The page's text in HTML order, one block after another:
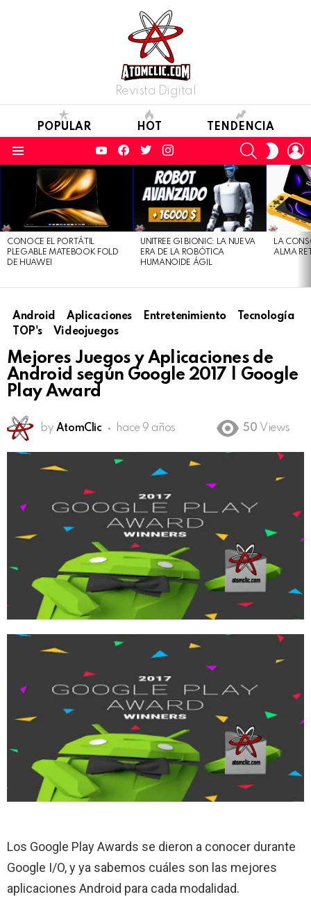
Revista Digital
POPULAR HOT TENDENCIA
YouTubeFacebook
TwitterInstagram SEARCH
SKIN
STORIES
CONOCE EL PORTÁTIL
PLEGABLE MATEBOOK FOLD
DE HUAWEI
UNITREE G1 BIONIC: LA NUEVA
ERA DE LA ROBÓTICA
HUMANOIDE ÁGIL
LA
ALMA
Android Aplicaciones Entretenimiento
Tecnología
TOP's
Videojuegos
Mejores Juegos y Aplicaciones de
Android según Google 2017 | Google
Play Award
by AtomClic hace 9 años 50 Views
Los Google Play Awards se dieron a conocer durante
Google I/O, y ya sabemos cuáles son las mejores
aplicaciones Android para cada modalidad.